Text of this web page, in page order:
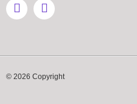
© 2026 Copyright